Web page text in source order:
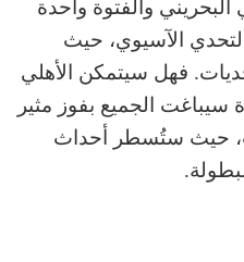
البحريني والفتوة واحدة
الآسيوي، حيث
فهل سيتمكن الأهلي
سيباغت الجميع بفوز مثير
حيث ستُسطر أحداث